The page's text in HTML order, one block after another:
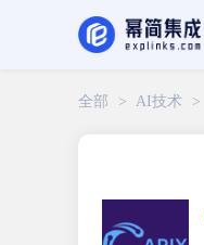
全部 > AI技术 >